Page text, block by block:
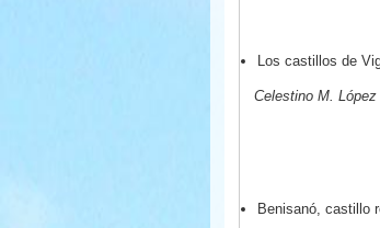
Los castillos de
Celestino M. López
Benisanó, castillo